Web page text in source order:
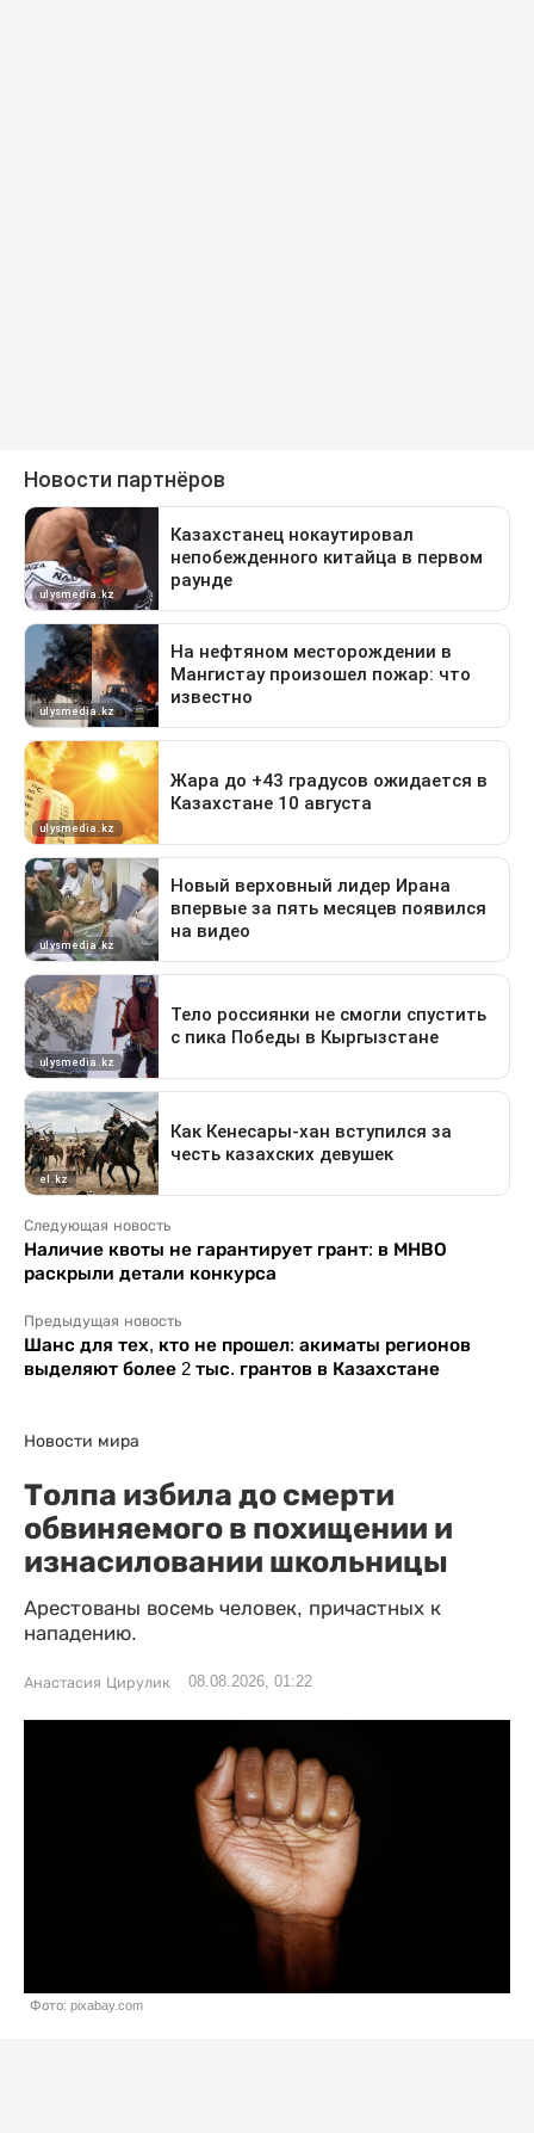
Следующая новость
Наличие квоты не гарантирует грант: в МНВО
раскрыли детали конкурса
Предыдущая новость
Шанс для тех, кто не прошел: акиматы регионов
выделяют более 2 тыс. грантов в Казахстане
Новости мира
Толпа избила до смерти
обвиняемого в похищении и
изнасиловании школьницы
Арестованы восемь человек, причастных к
нападению.
Анастасия Цирулик 08.08.2026, 01:22
Фото: pixabay.com